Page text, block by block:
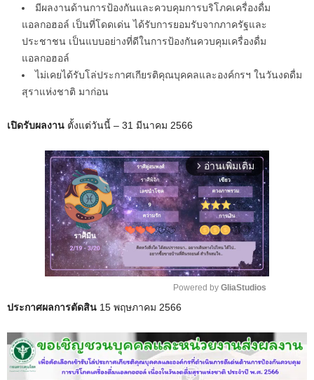
มีผลงานด้านการป้องกันและควบคุมการบริโภคเครื่องดื่ม
แอลกอฮอล์ เป็นที่โดดเด่น ได้รับการยอมรับจากภาครัฐและ
ประชาชน เป็นแบบอย่างที่ดีในการป้องกันควบคุมเครื่องดื่ม
แอลกอฮอล์
ไม่เคยได้รับโล่ประกาศเกียรติคุณบุคคลและองค์กรฯ ในวันงดดื่ม
สุราแห่งชาติ มาก่อน
เปิดรับผลงาน ตั้งแต่วันนี้ – 31 มีนาคม 2566
arrow_forward_ios อ่านเพิ่มเติม
t
e
Powered by GliaStudios
ประกาศผลการตัดสิน 15 พฤษภาคม 2566